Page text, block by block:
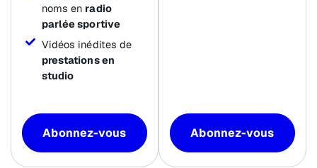
noms en radio
parlée sportive
Vidéos inédites de
prestations en
studio
Abonnez-vous Abonnez-vous